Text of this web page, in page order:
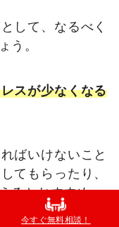
して、なるべく
う。
スが少なくなる
ばいけないこと
てもらったり、
るとおすすめ。
今すぐ無料相談！